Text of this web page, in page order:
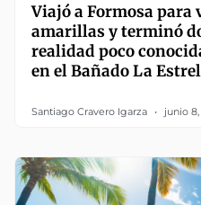
Viajó a Formosa para
amarillas y terminó
realidad poco
en el Bañado La
Santiago Cravero Igarza junio